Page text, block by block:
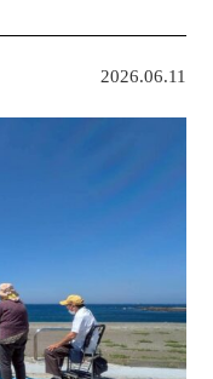
2026.06.11